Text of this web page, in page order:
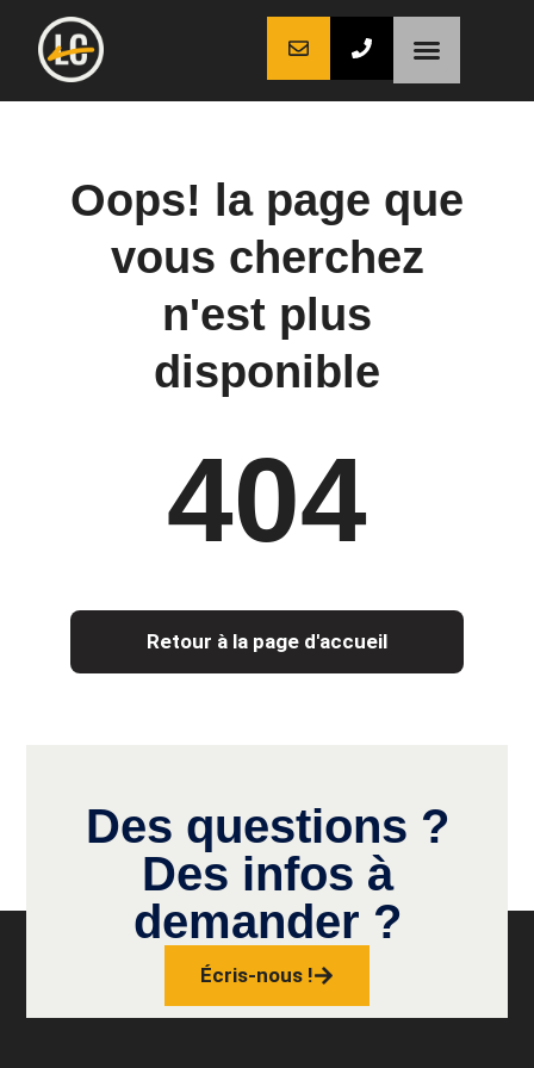
Oops! la page que
vous cherchez
n'est plus
disponible
404
Retour à la page d'accueil
Des questions ?
Des infos à
demander ?
Écris-nous !